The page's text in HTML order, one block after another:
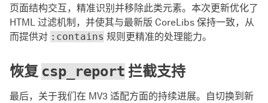
页面结构交互，精准识别并移除此类元素。本次更新优化了
HTML 过滤机制，并使其与最新版 CoreLibs 保持一致，从
而提供对 :contains 规则更精准的处理能力。
恢复 csp_report 拦截支持
最后，关于我们在 MV3 适配方面的持续进展。自切换到新